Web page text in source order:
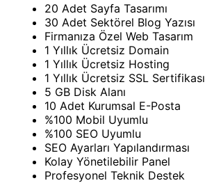
20 Adet Sayfa Tasarımı
30 Adet Sektörel Blog Yazısı
Firmanıza Özel Web Tasarım
1 Yıllık Ücretsiz Domain
1 Yıllık Ücretsiz Hosting
1 Yıllık Ücretsiz SSL Sertifikası
5 GB Disk Alanı
10 Adet Kurumsal E-Posta
%100 Mobil Uyumlu
%100 SEO Uyumlu
SEO Ayarları Yapılandırması
Kolay Yönetilebilir Panel
Profesyonel Teknik Destek